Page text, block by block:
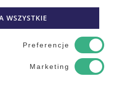
WSZYSTKIE
Preferencje
Marketing